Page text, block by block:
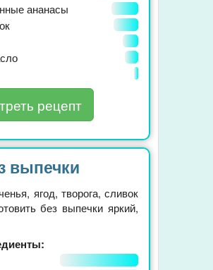
ананасы
рецепт
выпечки
ягод, творога, сливок
без выпечки яркий,